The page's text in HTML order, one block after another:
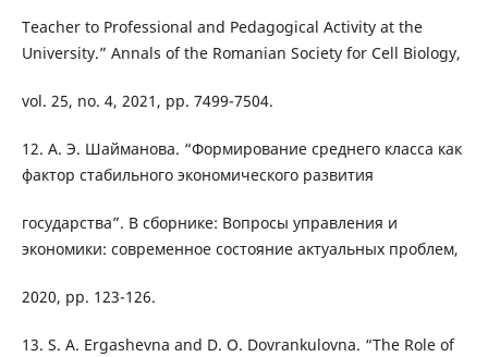
Teacher to Professional and Pedagogical Activity at the
University.” Annals of the Romanian Society for Cell Biology,
vol. 25, no. 4, 2021, pp. 7499-7504.
12. А. Э. Шайманова. “Формирование среднего класса как
фактор стабильного экономического развития
государства”. В сборнике: Вопросы управления и
экономики: современное состояние актуальных проблем,
2020, pp. 123-126.
13. S. A. Ergashevna and D. O. Dovrankulovna. “The Role of